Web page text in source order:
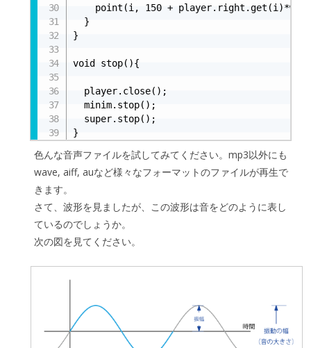
point(i, 150 + player.right.get(i)*waveH);	//右
  }
}
void stop(){
  player.close();
  minim.stop();
  super.stop();
}
色んな音声ファイルを試してみてください。mp3以外にも
wave, aiff, auなど様々なフォーマットのファイルが再生で
きます。
さて、波形を見ましたが、この波形は音をどのように表し
ているのでしょうか。
次の図を見てください。